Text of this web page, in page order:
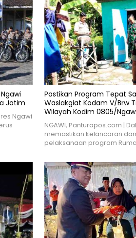
Jatim
Ngawi
Pastikan Program Tepat
Waslakgiat Kodam V/Brw
Wilayah Kodim 0805/Ngawi
NGAWI, Panturapos.com |
memastikan kelancaran
pelaksanaan program